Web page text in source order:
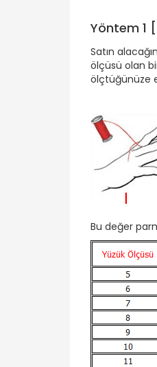
Yöntem 1
Satın
ölçüsü olan
ölçtüğünüze
Bu değer